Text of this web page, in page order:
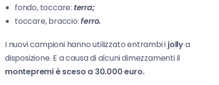
fondo, toccare: terra;
toccare, braccio:ferro.
I nuovi campioni hanno utilizzato entrambi i jollya
disposizione. E a causa di alcuni dimezzamenti il
montepremi è sceso a 30.000 euro.